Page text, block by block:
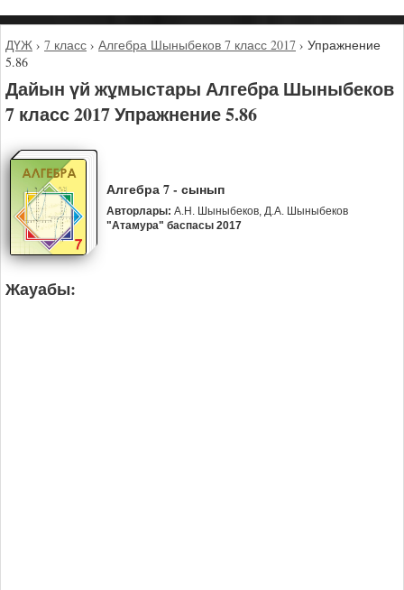
ДҮЖ › 7 класс › Алгебра Шыныбеков 7 класс 2017 › Упражнение
5.86
Дайын үй жұмыстары Алгебра Шыныбеков
7 класс 2017 Упражнение 5.86
Алгебра 7 - сынып
Авторлары: А.Н. Шыныбеков, Д.А. Шыныбеков
"Атамура" баспасы 2017
Жауабы: